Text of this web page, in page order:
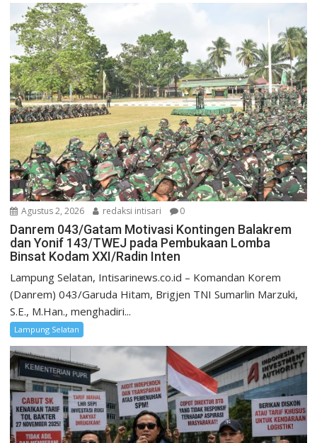
Agustus 2, 2026 redaksi intisari 0
Danrem 043/Gatam Motivasi Kontingen Balakrem
dan Yonif 143/TWEJ pada Pembukaan Lomba
Binsat Kodam XXI/Radin Inten
Lampung Selatan, Intisarinews.co.id – Komandan Korem
(Danrem) 043/Garuda Hitam, Brigjen TNI Sumarlin Marzuki,
S.E., M.Han., menghadiri...
Lampung Selatan